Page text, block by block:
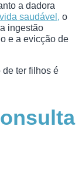
a dadora
saudável, o
ingestão
e a evicção de
ter filhos é